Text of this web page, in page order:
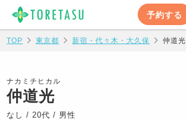
予約する
TOP 東京都 新宿・代々木・大久保 仲道光
ナカミチヒカル
仲道光
なし / 20代 / 男性